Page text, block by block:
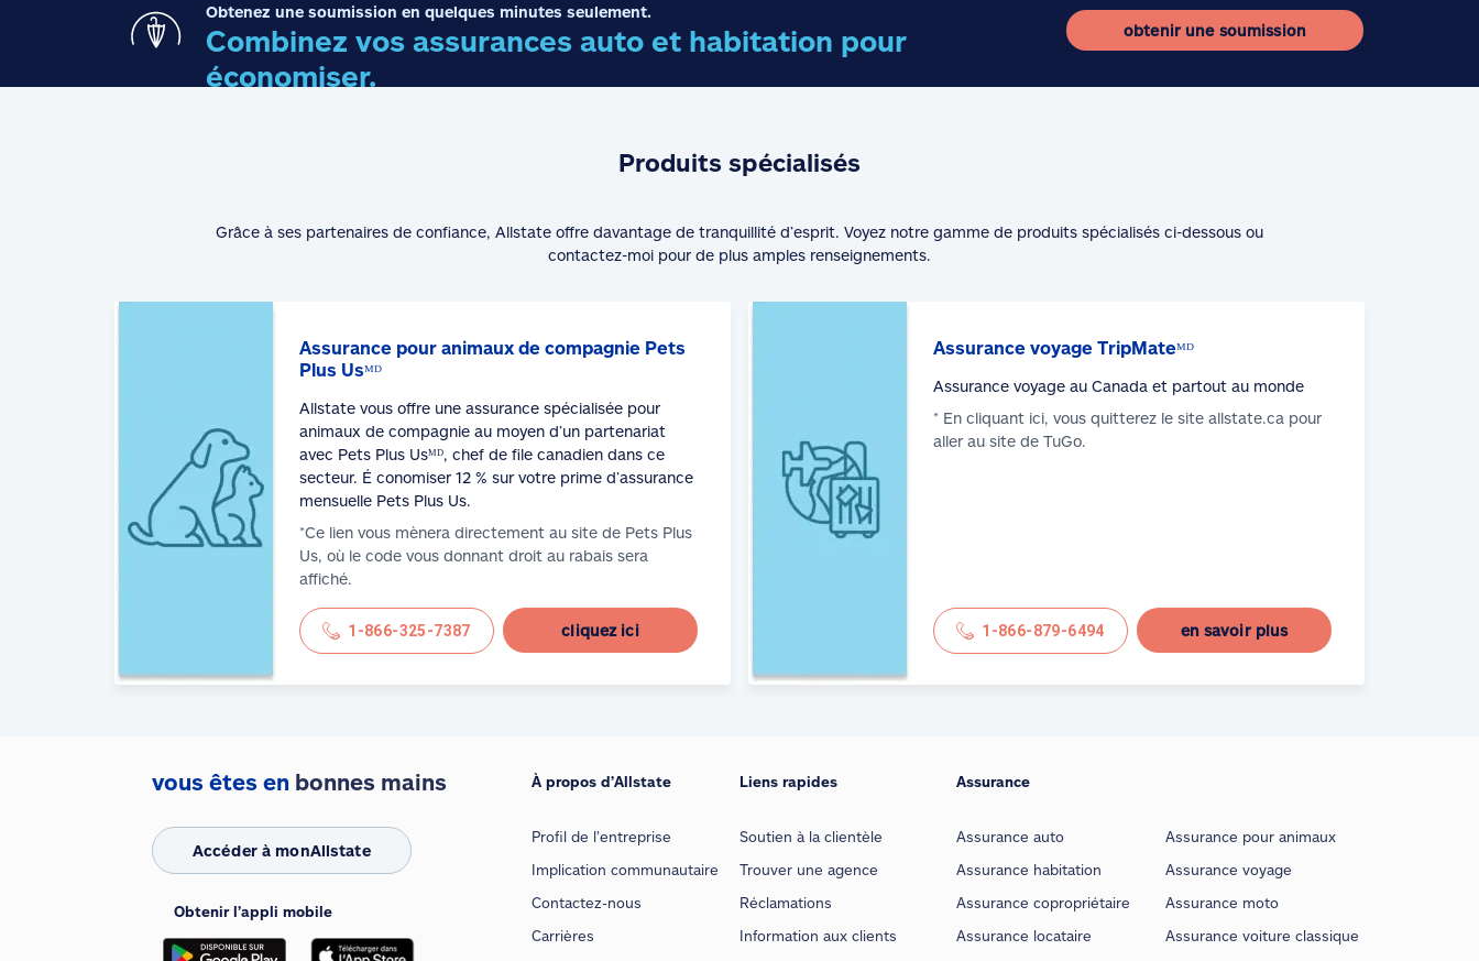
Obtenez une soumission en quelques minutes seulement.
Combinez vos assurances auto et habitation pour
économiser.
obtenir une soumission
Produits spécialisés
Grâce à ses partenaires de confiance, Allstate offre davantage de tranquillité d’esprit. Voyez notre gamme de produits spécialisés ci-dessous ou
contactez-moi pour de plus amples renseignements.
Assurance pour animaux de compagnie Pets
Plus Usᴹᴰ
Allstate vous offre une assurance spécialisée pour
animaux de compagnie au moyen d’un partenariat
avec Pets Plus Usᴹᴰ, chef de file canadien dans ce
secteur. É conomiser 12 % sur votre prime d’assurance
mensuelle Pets Plus Us.
*Ce lien vous mènera directement au site de Pets Plus
Us, où le code vous donnant droit au rabais sera
affiché.
1-866-325-7387 cliquez ici
Assurance voyage TripMateᴹᴰ
Assurance voyage au Canada et partout au monde
* En cliquant ici, vous quitterez le site allstate.ca pour
aller au site de TuGo.
1-866-879-6494 en savoir plus
vous êtes en bonnes mains
Accéder à monAllstate
Obtenir l’appli mobile
À propos d’Allstate
Profil de l’entreprise
Implication communautaire
Contactez-nous
Carrières
Liens rapides
Soutien à la clientèle
Trouver une agence
Réclamations
Information aux clients
Assurance
Assurance auto
Assurance habitation
Assurance copropriétaire
Assurance locataire
Assurance pour animaux
Assurance voyage
Assurance moto
Assurance voiture classique